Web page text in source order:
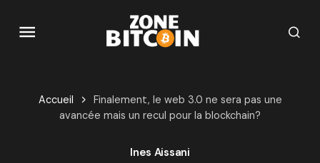
Accueil
Finalement, le web 3.0 ne sera pas une
avancée mais un recul pour la blockchain?
Ines Aissani